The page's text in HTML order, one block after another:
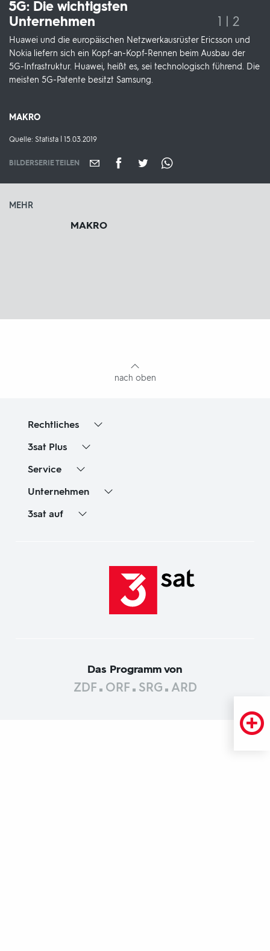
5G: Die wichtigsten
Unternehmen
1 | 2
Huawei und die europäischen Netzwerkausrüster Ericsson und
Nokia liefern sich ein Kopf-an-Kopf-Rennen beim Ausbau der
5G-Infrastruktur. Huawei, heißt es, sei technologisch führend. Die
meisten 5G-Patente besitzt Samsung.
Sendungsbereich:
MAKRO
Quelle:
Quelle: Statista | 15.03.2019
BILDERSERIE TEILEN
MEHR
MAKRO
nach oben
Rechtliches
3sat Plus
Service
Unternehmen
3sat auf
Das Programm von
ZDF ORF SRG ARD